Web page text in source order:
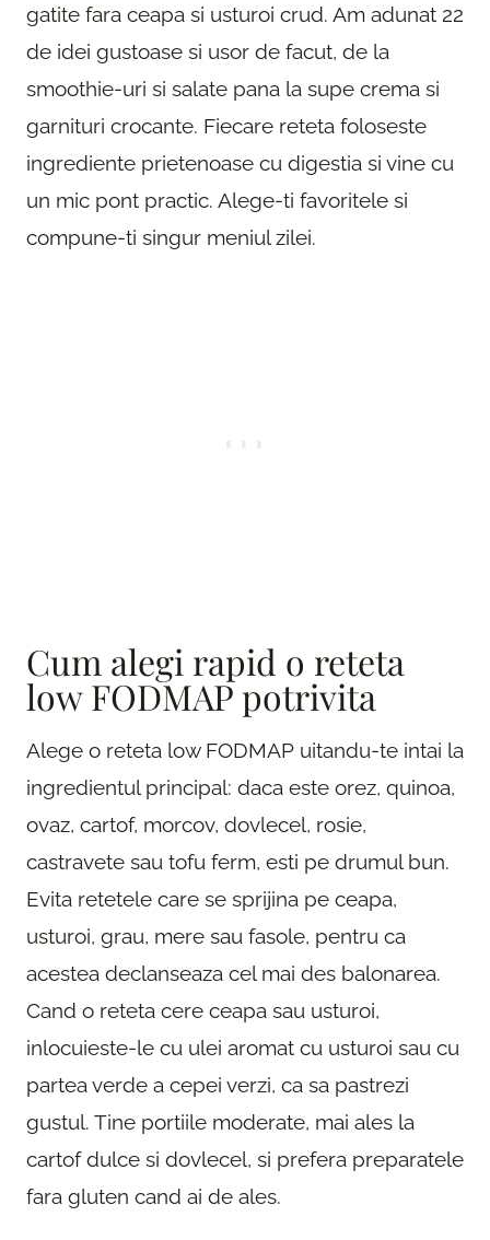
gatite fara ceapa si usturoi crud. Am adunat 22
de idei gustoase si usor de facut, de la
smoothie-uri si salate pana la supe crema si
garnituri crocante. Fiecare reteta foloseste
ingrediente prietenoase cu digestia si vine cu
un mic pont practic. Alege-ti favoritele si
compune-ti singur meniul zilei.
Cum alegi rapid o reteta
low FODMAP potrivita
Alege o reteta low FODMAP uitandu-te intai la
ingredientul principal: daca este orez, quinoa,
ovaz, cartof, morcov, dovlecel, rosie,
castravete sau tofu ferm, esti pe drumul bun.
Evita retetele care se sprijina pe ceapa,
usturoi, grau, mere sau fasole, pentru ca
acestea declanseaza cel mai des balonarea.
Cand o reteta cere ceapa sau usturoi,
inlocuieste-le cu ulei aromat cu usturoi sau cu
partea verde a cepei verzi, ca sa pastrezi
gustul. Tine portiile moderate, mai ales la
cartof dulce si dovlecel, si prefera preparatele
fara gluten cand ai de ales.